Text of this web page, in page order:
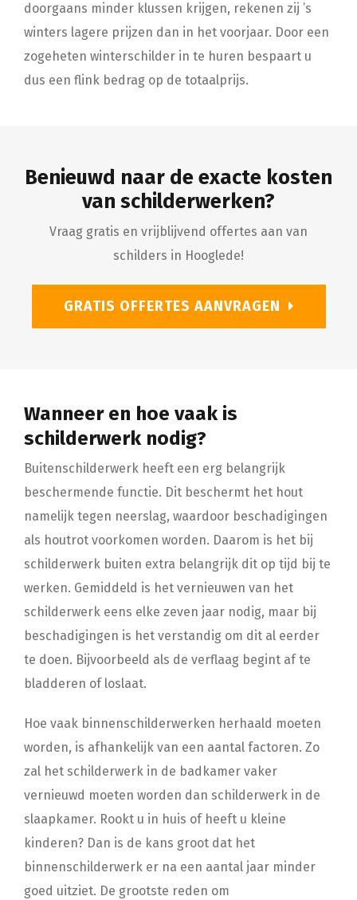
doorgaans minder klussen krijgen, rekenen zij ’s
winters lagere prijzen dan in het voorjaar. Door een
zogeheten winterschilder in te huren bespaart u
dus een flink bedrag op de totaalprijs.
Benieuwd naar de exacte kosten
van schilderwerken?
Vraag gratis en vrijblijvend offertes aan van
schilders in Hooglede!
GRATIS OFFERTES AANVRAGEN
Wanneer en hoe vaak is
schilderwerk nodig?
Buitenschilderwerk heeft een erg belangrijk
beschermende functie. Dit beschermt het hout
namelijk tegen neerslag, waardoor beschadigingen
als houtrot voorkomen worden. Daarom is het bij
schilderwerk buiten extra belangrijk dit op tijd bij te
werken. Gemiddeld is het vernieuwen van het
schilderwerk eens elke zeven jaar nodig, maar bij
beschadigingen is het verstandig om dit al eerder
te doen. Bijvoorbeeld als de verflaag begint af te
bladderen of loslaat.
Hoe vaak binnenschilderwerken herhaald moeten
worden, is afhankelijk van een aantal factoren. Zo
zal het schilderwerk in de badkamer vaker
vernieuwd moeten worden dan schilderwerk in de
slaapkamer. Rookt u in huis of heeft u kleine
kinderen? Dan is de kans groot dat het
binnenschilderwerk er na een aantal jaar minder
goed uitziet. De grootste reden om